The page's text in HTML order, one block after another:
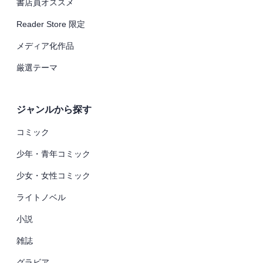
書店員オススメ
Reader Store 限定
メディア化作品
厳選テーマ
ジャンルから探す
コミック
少年・青年コミック
少女・女性コミック
ライトノベル
小説
雑誌